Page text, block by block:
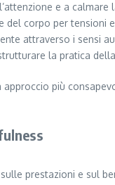
e a calmare
del corpo per tensioni
attraverso i sensi
la pratica della
più
prestazioni e sul